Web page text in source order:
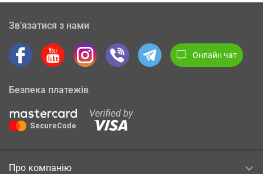
Зв’язатися з нами
Онлайн чат
Безпека платежів
Про компанію